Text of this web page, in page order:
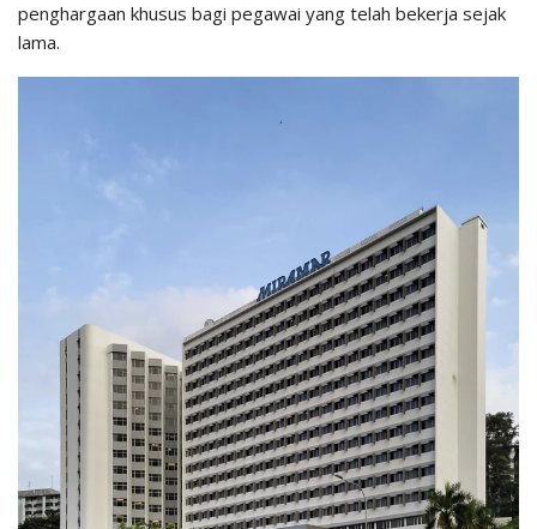
penghargaan khusus bagi pegawai yang telah bekerja sejak
lama.